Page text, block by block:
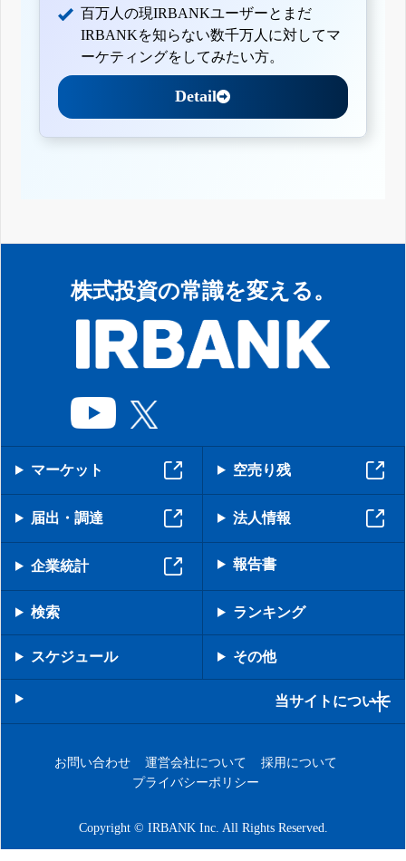
百万人の現IRBANKユーザーとまだ
IRBANKを知らない数千万人に対してマ
ーケティングをしてみたい方。
Detail
株式投資の常識を変える。
マーケット 空売り残
届出・調達 法人情報
企業統計 報告書
検索 ランキング
スケジュール その他
当サイトについて
お問い合わせ 運営会社について
採用について
プライバシーポリシー
Copyright © IRBANK Inc. All Rights Reserved.